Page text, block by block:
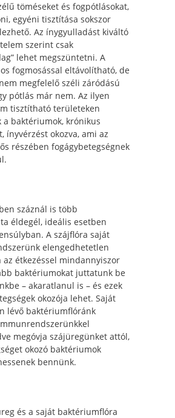
töméseket és fogpótlásokat,
egyéni tisztítása sokszor
Az ínygyulladást kiváltó
szerint csak
lehet megszüntetni. A
fogmosással eltávolítható, de
megfelelő széli záródású
pótlás már nem. Az ilyen
tisztítható területeken
a baktériumok, krónikus
ínyvérzést okozva, ami az
részében fogágybetegségnek
száznál is több
éldegél, ideális esetben
A szájflóra saját
elengedhetetlen
az étkezéssel mindannyiszor
baktériumokat juttatunk be
– akaratlanul is – és ezek
okozója lehet. Saját
lévő baktériumflóránk
megóvja szájüregünket attól,
okozó baktériumok
bennünk.
és a saját baktériumflóra